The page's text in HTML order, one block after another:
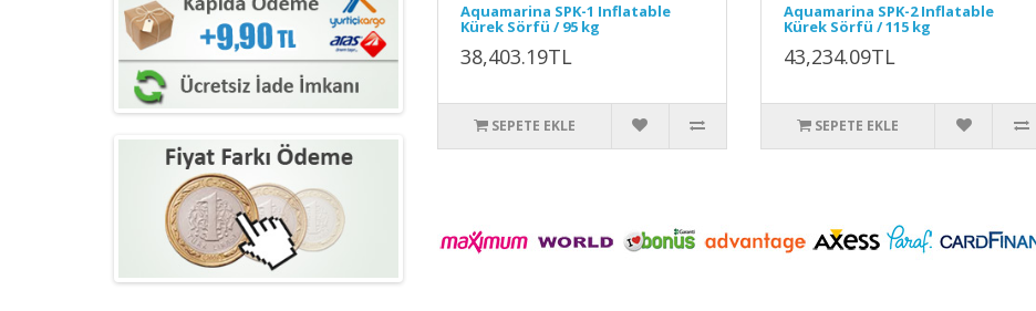
Aquamarina SPK-1 Inflatable
Kürek Sörfü / 95 kg
38,403.19TL
SEPETE EKLE
Aquamarina SPK-2 Inflatable
Kürek Sörfü / 115 kg
43,234.09TL
SEPETE EKLE